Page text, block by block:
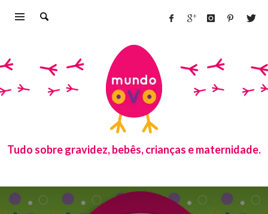
Tudo sobre gravidez, bebês, crianças e maternidade.